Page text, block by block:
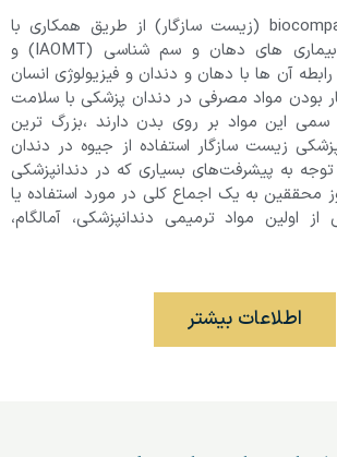
دندان پزشکان biocompatible (زیست سازگار) از طریق همکاری با
آکادمی بین المللی بیماری های دهان و سم شناسی (IAOMT) و
آن ها با دهان و دندان و فیزیولوژی انسان
بودن مواد مصرفی در دندان پزشکی با سلامت
سمی این مواد بر روی بدن دارند ،بزرگ ترین
زیست سازگار استفاده از جیوه در دندان
توجه به پیشرفت‌های بسیاری که در دندانپزشکی
محققین به یک اجماع کلی در مورد استفاده یا
اولین مواد ترمیمی دندانپزشکی، آمالگام،
اطلاعات بیشتر